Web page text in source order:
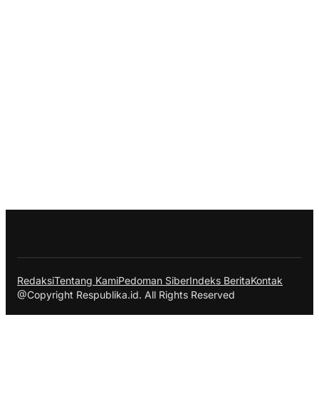
RedaksiTentang KamiPedoman SiberIndeks BeritaKontak
@Copyright Respublika.id. All Rights Reserved